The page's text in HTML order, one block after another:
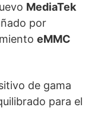
MediaTek
por
eMMC
de gama
para el